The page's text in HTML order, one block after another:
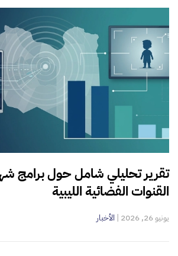
تقرير تحليلي شامل حول برامج
القنوات الفضائية الليبية
يونيو 26, 2026 | الأخبار